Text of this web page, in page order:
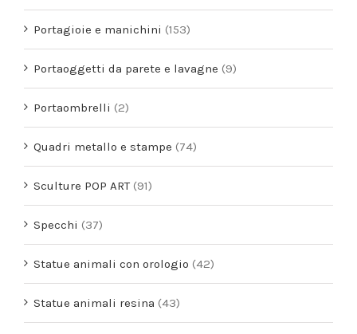
Portagioie e manichini (153)
Portaoggetti da parete e lavagne (9)
Portaombrelli (2)
Quadri metallo e stampe (74)
Sculture POP ART (91)
Specchi (37)
Statue animali con orologio (42)
Statue animali resina (43)